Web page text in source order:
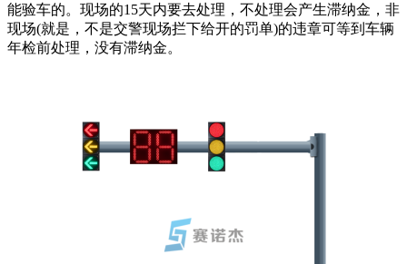
能验车的。现场的15天内要去处理，不处理会产生滞纳金，非
现场(就是，不是交警现场拦下给开的罚单)的违章可等到车辆
年检前处理，没有滞纳金。